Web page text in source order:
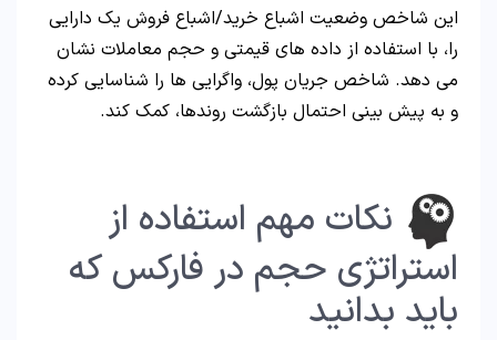
این شاخص وضعیت اشباع خرید/اشباع فروش یک دارایی
را، با استفاده از داده های قیمتی و حجم معاملات نشان
می دهد. شاخص جریان پول، واگرایی ها را شناسایی کرده
و به پیش بینی احتمال بازگشت روندها، کمک کند.
نکات مهم استفاده از
استراتژی حجم در فارکس که
باید بدانید